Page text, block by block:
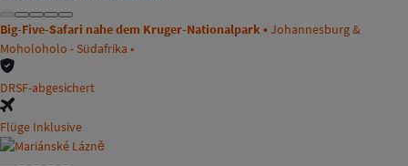
Big-Five-Safari nahe dem Kruger-Nationalpark • Johannesburg &
Moholoholo - Südafrika •
DRSF-abgesichert
Flüge Inklusive